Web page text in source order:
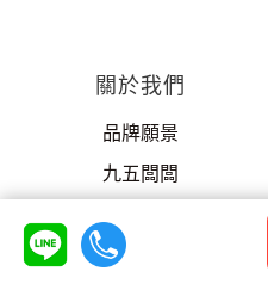
關於我們
品牌願景
九五闆闆